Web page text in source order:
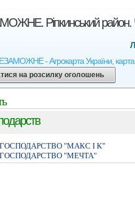
Ріпкинський район.
- Агрокарта України,
на розсилку оголошень
"МАКС I К"
"МЕЧТА"